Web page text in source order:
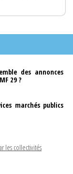
des annonces
29 ?
marchés publics
les collectivités